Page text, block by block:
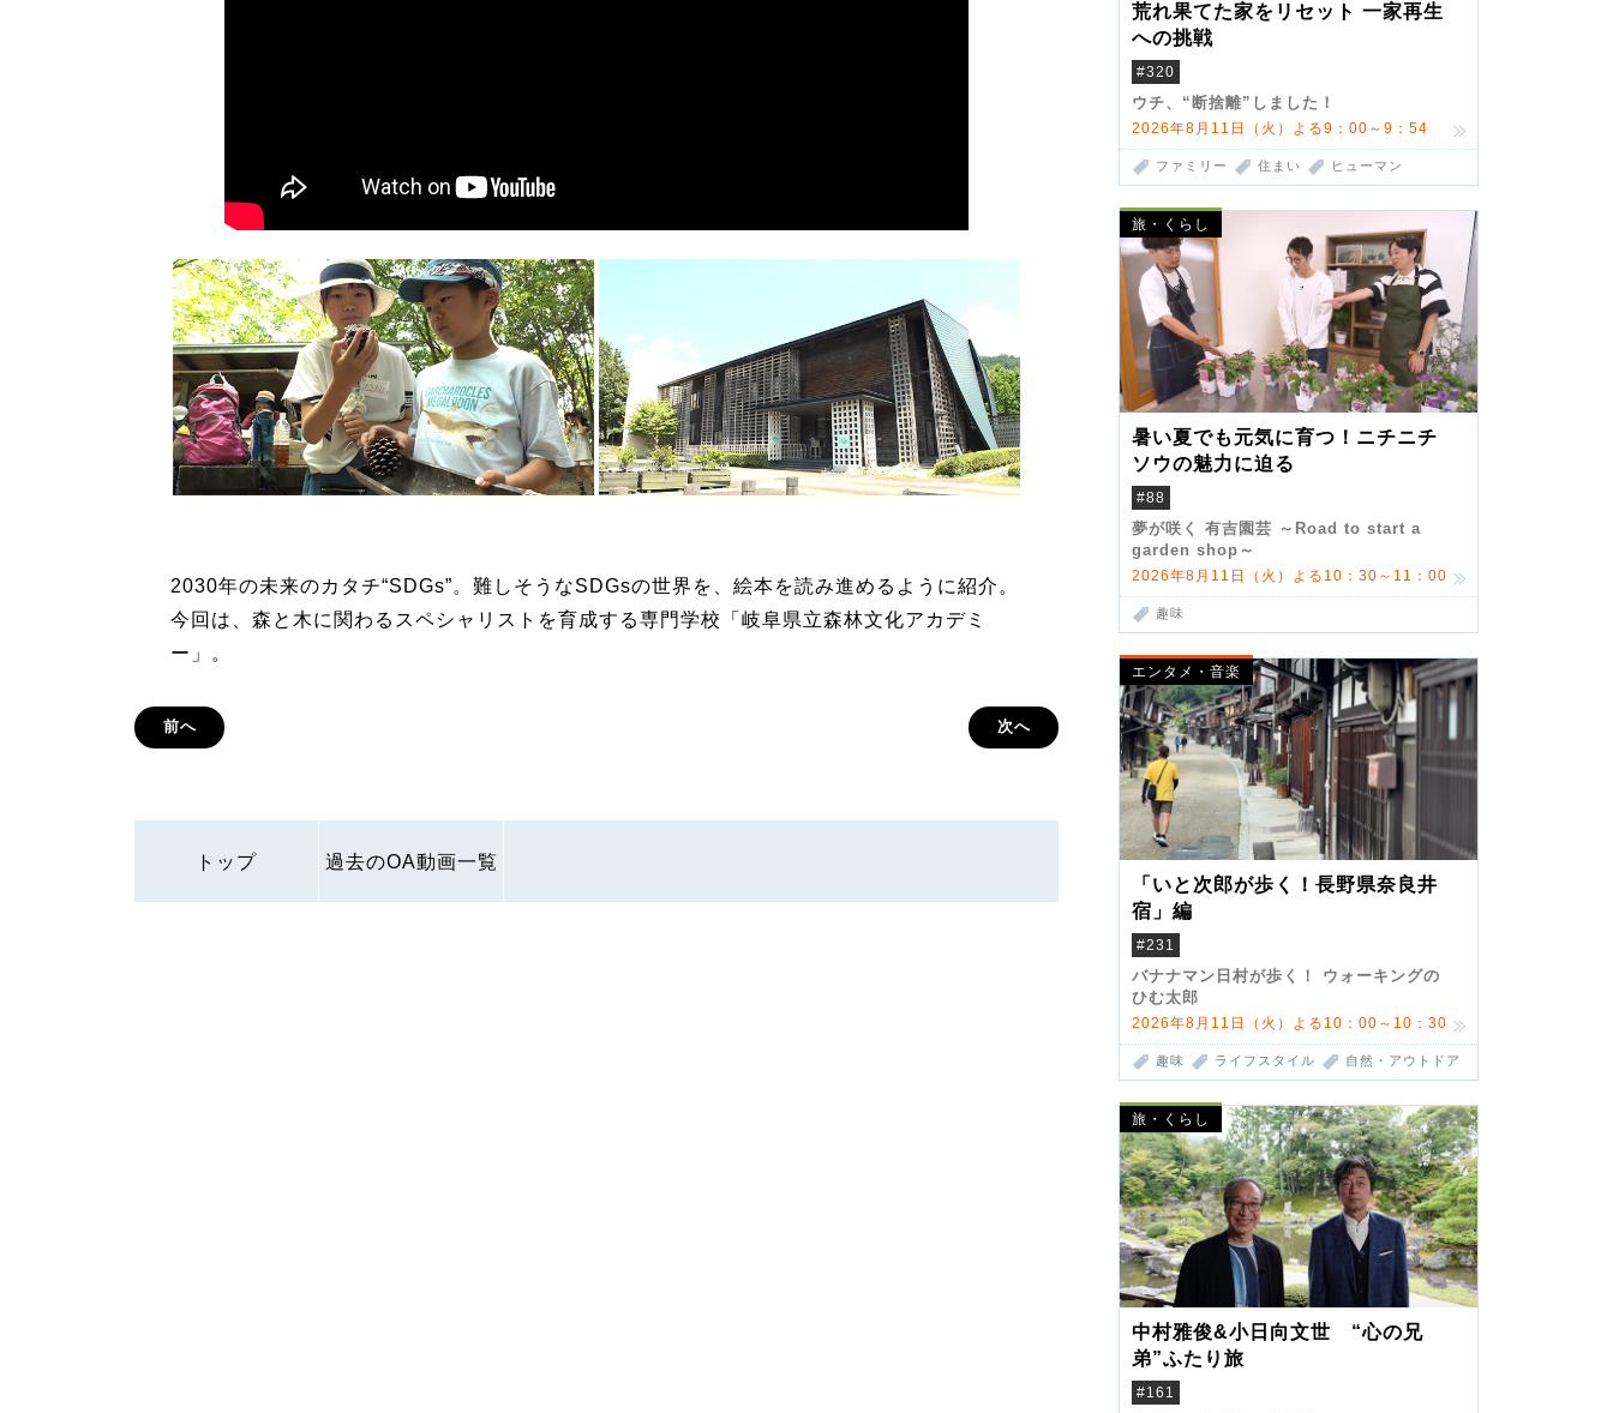
荒れ果てた家をリセット 一家再生
への挑戦
#320
ウチ、“断捨離”しました！
2026年8月11日（火）よる9：00～9：54
ファミリー 住まい ヒューマン
旅・くらし
暑い夏でも元気に育つ！ニチニチ
ソウの魅力に迫る
#88
夢が咲く 有吉園芸 ～Road to start a
garden shop～
2026年8月11日（火）よる10：30～11：00
趣味
エンタメ・音楽
「いと次郎が歩く！長野県奈良井
宿」編
#231
バナナマン日村が歩く！ ウォーキングの
ひむ太郎
2026年8月11日（火）よる10：00～10：30
趣味 ライフスタイル 自然・アウトドア
旅・くらし
中村雅俊&小日向文世 “心の兄
弟”ふたり旅
#161
2030年の未来のカタチ“SDGs”。難しそうなSDGsの世界を、絵本を読み進めるように紹介。
今回は、森と木に関わるスペシャリストを育成する専門学校「岐阜県立森林文化アカデミ
ー」。
前へ 次へ
トップ 過去のOA動画一覧